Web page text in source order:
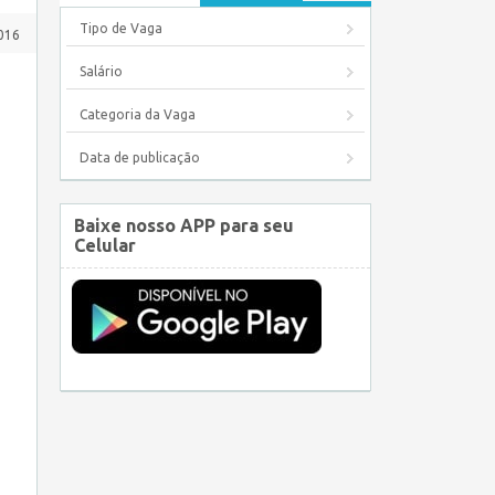
Tipo de Vaga
Salário
Categoria da Vaga
Data de publicação
Baixe nosso APP para seu
Celular